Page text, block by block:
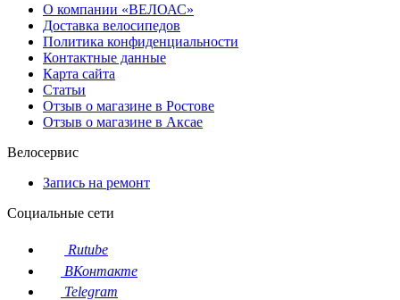
О компании «ВЕЛОАС»
Доставка велосипедов
Политика конфиденциальности
Контактные данные
Карта сайта
Статьи
Отзыв о магазине в Ростове
Отзыв о магазине в Аксае
Велосервис
Запись на ремонт
Социальные сети
Rutube
ВКонтакте
Telegram